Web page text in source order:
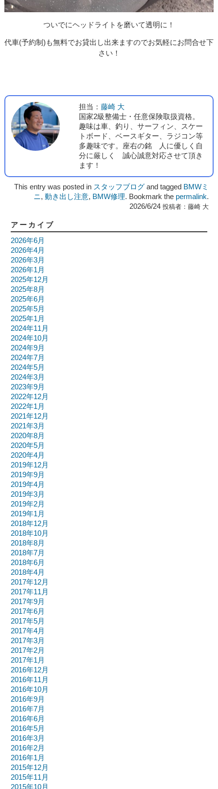
ついでにヘッドライトを磨いて透明に！
代車(予約制)も無料でお貸出し出来ますのでお気軽にお問合せ下
さい！
担当： 藤崎 大
国家2級整備士・任意保険取扱資格。
趣味は車、釣り、サーフィン、スケー
トボード、ベースギター、ラジコン等
多趣味です。座右の銘 人に優しく自
分に厳しく 誠心誠意対応させて頂き
ます！
This entry was posted in スタッフブログ and tagged BMWミ
ニ,動き出し注意, BMW修理. Bookmark the permalink.
2026/6/24 投稿者：藤崎 大
アーカイブ
2026年6月
2026年4月
2026年3月
2026年1月
2025年12月
2025年8月
2025年6月
2025年5月
2025年1月
2024年11月
2024年10月
2024年9月
2024年7月
2024年5月
2024年3月
2023年9月
2022年12月
2022年1月
2021年12月
2021年3月
2020年8月
2020年5月
2020年4月
2019年12月
2019年9月
2019年4月
2019年3月
2019年2月
2019年1月
2018年12月
2018年10月
2018年8月
2018年7月
2018年6月
2018年4月
2017年12月
2017年11月
2017年9月
2017年6月
2017年5月
2017年4月
2017年3月
2017年2月
2017年1月
2016年12月
2016年11月
2016年10月
2016年9月
2016年7月
2016年6月
2016年5月
2016年3月
2016年2月
2016年1月
2015年12月
2015年11月
2015年10月